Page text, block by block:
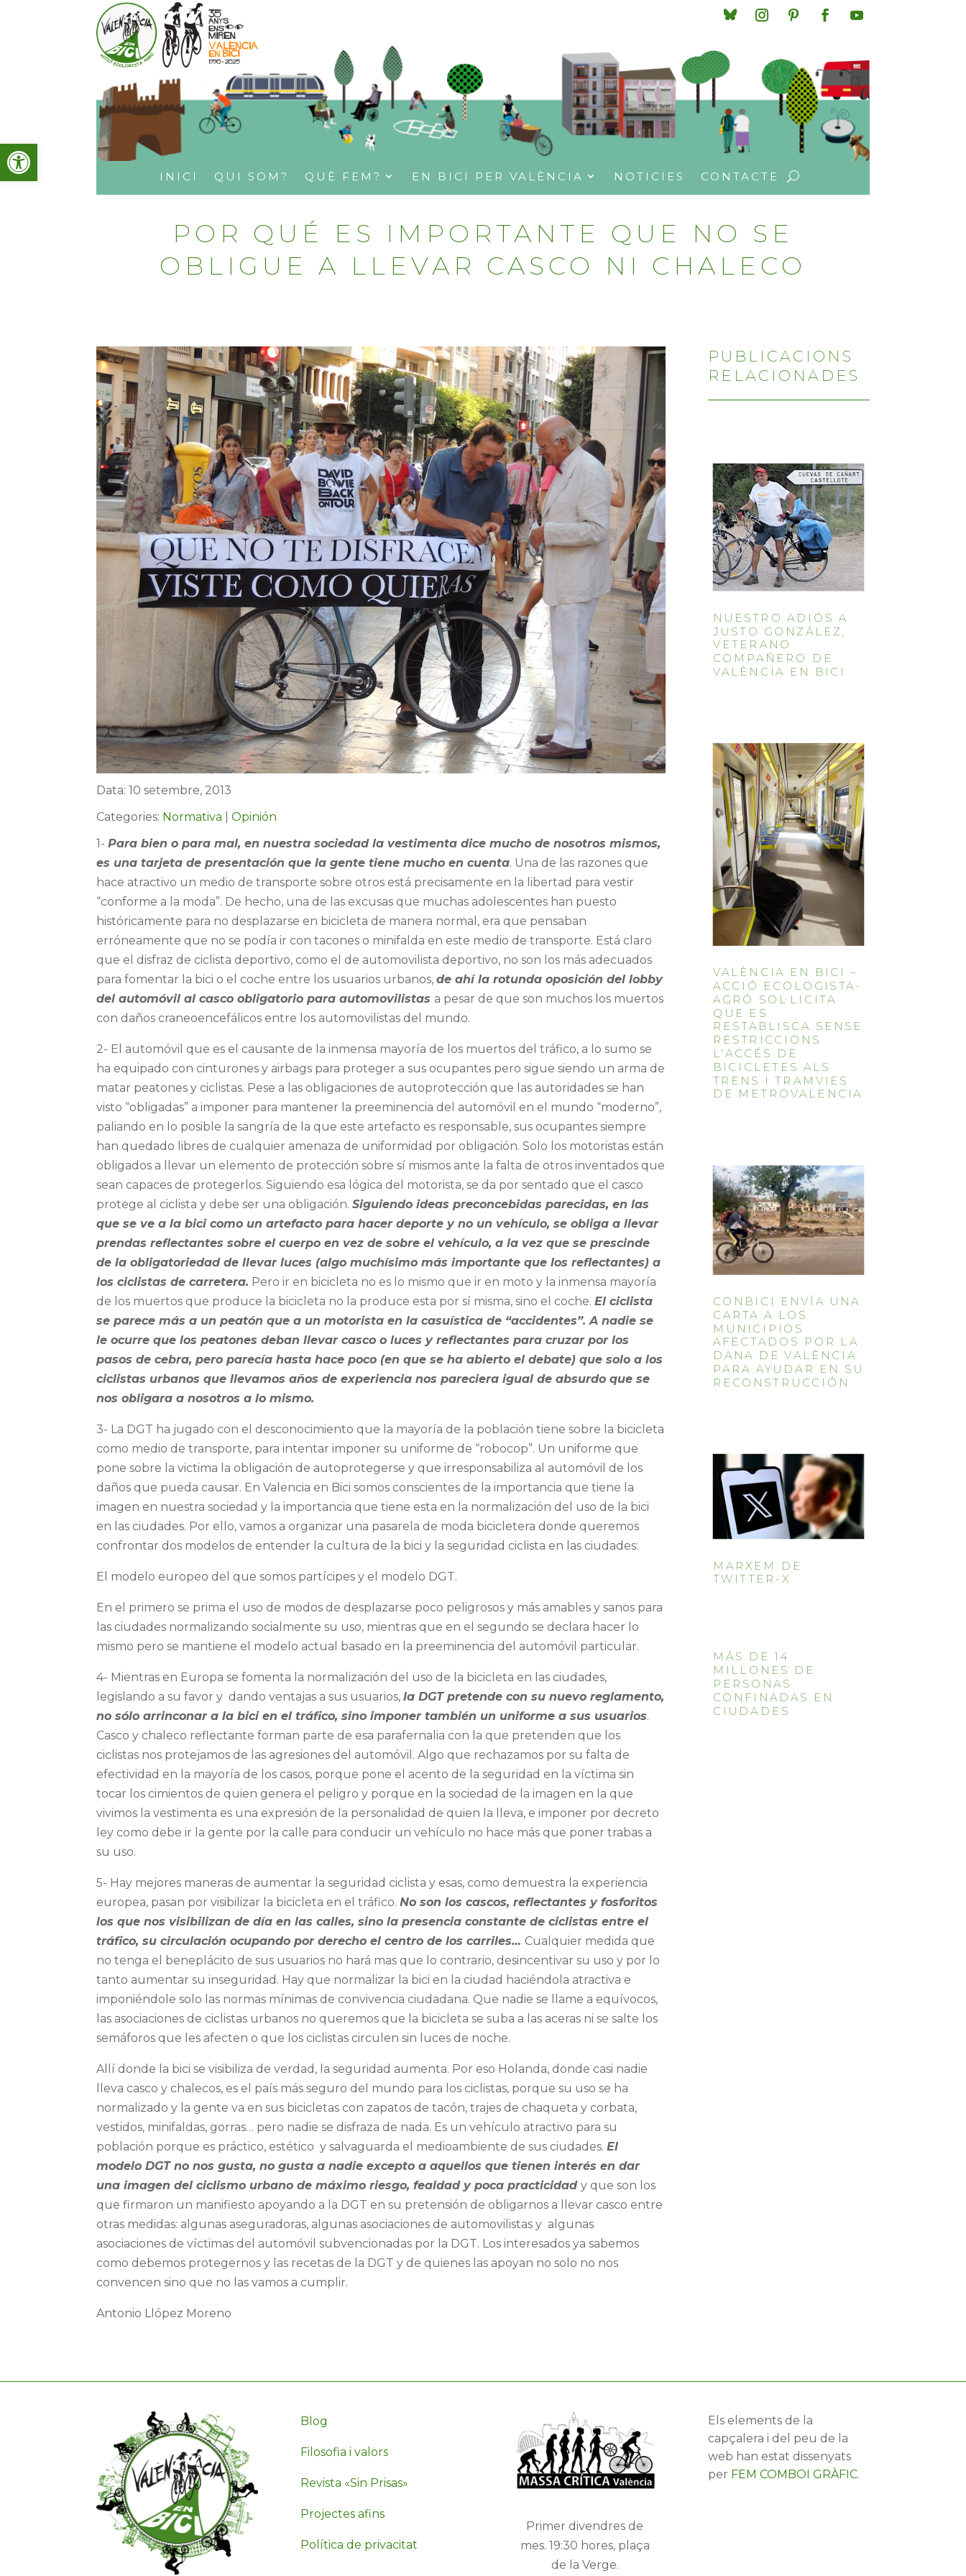
Obre la barra d'eines
INICI QUI SOM? QUÈ FEM? EN BICI PER VALÈNCIA NOTICIES CONTACTE
POR QUÉ ES IMPORTANTE QUE NO SE
OBLIGUE A LLEVAR CASCO NI CHALECO
Data: 10 setembre, 2013
Categories: Normativa |Opinión
1-Para bien o para mal, en nuestra sociedad la vestimenta dice mucho de nosotros mismos,
es una tarjeta de presentación que la gente tiene mucho en cuenta. Una de las razones que
hace atractivo un medio de transporte sobre otros está precisamente en la libertad para vestir
“conforme a la moda”. De hecho, una de las excusas que muchas adolescentes han puesto
históricamente para no desplazarse en bicicleta de manera normal, era que pensaban
erróneamente que no se podía ir con tacones o minifalda en este medio de transporte. Está claro
que el disfraz de ciclista deportivo, como el de automovilista deportivo, no son los más adecuados
para fomentar la bici o el coche entre los usuarios urbanos,de ahí la rotunda oposición del lobby
del automóvil al casco obligatorio para automovilistas a pesar de que son muchos los muertos
con daños craneoencefálicos entre los automovilistas del mundo.
2- El automóvil que es el causante de la inmensa mayoría de los muertos del tráfico, a lo sumo se
ha equipado con cinturones y airbags para proteger a sus ocupantes pero sigue siendo un arma de
matar peatones y ciclistas. Pese a las obligaciones de autoprotección que las autoridades se han
visto “obligadas” a imponer para mantener la preeminencia del automóvil en el mundo “moderno”,
paliando en lo posible la sangría de la que este artefacto es responsable, sus ocupantes siempre
han quedado libres de cualquier amenaza de uniformidad por obligación. Solo los motoristas están
obligados a llevar un elemento de protección sobre sí mismos ante la falta de otros inventados que
sean capaces de protegerlos. Siguiendo esa lógica del motorista, se da por sentado que el casco
protege al ciclista y debe ser una obligación.Siguiendo ideas preconcebidas parecidas, en las
que se ve a la bici como un artefacto para hacer deporte y no un vehículo, se obliga a llevar
prendas reflectantes sobre el cuerpo en vez de sobre el vehículo, a la vez que se prescinde
de la obligatoriedad de llevar luces (algo muchísimo más importante que los reflectantes) a
los ciclistas de carretera. Pero ir en bicicleta no es lo mismo que ir en moto y la inmensa mayoría
de los muertos que produce la bicicleta no la produce esta por sí misma, sino el coche.El ciclista
se parece más a un peatón que a un motorista en la casuística de “accidentes”. A nadie se
le ocurre que los peatones deban llevar casco o luces y reflectantes para cruzar por los
pasos de cebra, pero parecía hasta hace poco (en que se ha abierto el debate) que solo a los
ciclistas urbanos que llevamos años de experiencia nos pareciera igual de absurdo que se
nos obligara a nosotros a lo mismo.
3- La DGT ha jugado con el desconocimiento que la mayoría de la población tiene sobre la bicicleta
como medio de transporte, para intentar imponer su uniforme de “robocop”. Un uniforme que
pone sobre la victima la obligación de autoprotegerse y que irresponsabiliza al automóvil de los
daños que pueda causar. En Valencia en Bici somos conscientes de la importancia que tiene la
imagen en nuestra sociedad y la importancia que tiene esta en la normalización del uso de la bici
en las ciudades. Por ello, vamos a organizar una pasarela de moda bicicletera donde queremos
confrontar dos modelos de entender la cultura de la bici y la seguridad ciclista en las ciudades:
El modelo europeo del que somos partícipes y el modelo DGT.
En el primero se prima el uso de modos de desplazarse poco peligrosos y más amables y sanos para
las ciudades normalizando socialmente su uso, mientras que en el segundo se declara hacer lo
mismo pero se mantiene el modelo actual basado en la preeminencia del automóvil particular.
4- Mientras en Europa se fomenta la normalización del uso de la bicicleta en las ciudades,
legislando a su favor y dando ventajas a sus usuarios,la DGT pretende con su nuevo reglamento,
no sólo arrinconar a la bici en el tráfico, sino imponer también un uniforme a sus usuarios.
Casco y chaleco reflectante forman parte de esa parafernalia con la que pretenden que los
ciclistas nos protejamos de las agresiones del automóvil. Algo que rechazamos por su falta de
efectividad en la mayoría de los casos, porque pone el acento de la seguridad en la víctima sin
tocar los cimientos de quien genera el peligro y porque en la sociedad de la imagen en la que
vivimos la vestimenta es una expresión de la personalidad de quien la lleva, e imponer por decreto
ley como debe ir la gente por la calle para conducir un vehículo no hace más que poner trabas a
su uso.
5- Hay mejores maneras de aumentar la seguridad ciclista y esas, como demuestra la experiencia
europea, pasan por visibilizar la bicicleta en el tráfico.No son los cascos, reflectantes y fosforitos
los que nos visibilizan de día en las calles, sino la presencia constante de ciclistas entre el
tráfico, su circulación ocupando por derecho el centro de los carriles… Cualquier medida que
no tenga el beneplácito de sus usuarios no hará mas que lo contrario, desincentivar su uso y por lo
tanto aumentar su inseguridad. Hay que normalizar la bici en la ciudad haciéndola atractiva e
imponiéndole solo las normas mínimas de convivencia ciudadana. Que nadie se llame a equívocos,
las asociaciones de ciclistas urbanos no queremos que la bicicleta se suba a las aceras ni se salte los
semáforos que les afecten o que los ciclistas circulen sin luces de noche.
Allí donde la bici se visibiliza de verdad, la seguridad aumenta. Por eso Holanda, donde casi nadie
lleva casco y chalecos, es el país más seguro del mundo para los ciclistas, porque su uso se ha
normalizado y la gente va en sus bicicletas con zapatos de tacón, trajes de chaqueta y corbata,
vestidos, minifaldas, gorras… pero nadie se disfraza de nada. Es un vehículo atractivo para su
población porque es práctico, estético y salvaguarda el medioambiente de sus ciudades.El
modelo DGT no nos gusta, no gusta a nadie excepto a aquellos que tienen interés en dar
una imagen del ciclismo urbano de máximo riesgo, fealdad y poca practicidady que son los
que firmaron un manifiesto apoyando a la DGT en su pretensión de obligarnos a llevar casco entre
otras medidas: algunas aseguradoras, algunas asociaciones de automovilistas y algunas
asociaciones de víctimas del automóvil subvencionadas por la DGT. Los interesados ya sabemos
como debemos protegernos y las recetas de la DGT y de quienes las apoyan no solo no nos
convencen sino que no las vamos a cumplir.
Antonio Llópez Moreno
PUBLICACIONS
RELACIONADES
NUESTRO ADIÓS A
JUSTO GONZÁLEZ,
VETERANO
COMPAÑERO DE
VALÈNCIA EN BICI
VALÈNCIA EN BICI –
ACCIÓ ECOLOGISTA-
AGRÓ SOL·LICITA
QUE ES
RESTABLISCA SENSE
RESTRICCIONS
L’ACCÉS DE
BICICLETES ALS
TRENS I TRAMVIES
DE METROVALENCIA
CONBICI ENVÍA UNA
CARTA A LOS
MUNICIPIOS
AFECTADOS POR LA
DANA DE VALÈNCIA
PARA AYUDAR EN SU
RECONSTRUCCIÓN
MARXEM DE
TWITTER-X
MÁS DE 14
MILLONES DE
PERSONAS
CONFINADAS EN
CIUDADES
Blog
Filosofia i valors
Revista «Sin Prisas»
Projectes afins
Política de privacitat
Primer divendres de
mes. 19:30 hores, plaça
de la Verge.
Els elements de la
capçalera i del peu de la
web han estat dissenyats
per FEM COMBOI GRÀFIC.